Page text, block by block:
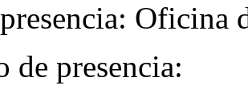
Oficina
de presencia: